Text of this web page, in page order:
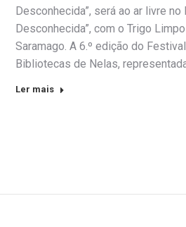
Desconhecida”, será ao ar livre
Desconhecida”, com o Trigo
Saramago. A 6.º edição do
Bibliotecas de Nelas,
Ler mais